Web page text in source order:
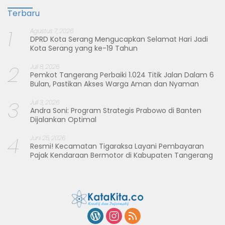
Terbaru
1 Agustus 7, 2026
DPRD Kota Serang Mengucapkan Selamat Hari Jadi
Kota Serang yang ke-19 Tahun
2 Juli 8, 2026
Pemkot Tangerang Perbaiki 1.024 Titik Jalan Dalam 6
Bulan, Pastikan Akses Warga Aman dan Nyaman
3 Juli 3, 2026
Andra Soni: Program Strategis Prabowo di Banten
Dijalankan Optimal
4 Juni 25, 2026
Resmi! Kecamatan Tigaraksa Layani Pembayaran
Pajak Kendaraan Bermotor di Kabupaten Tangerang